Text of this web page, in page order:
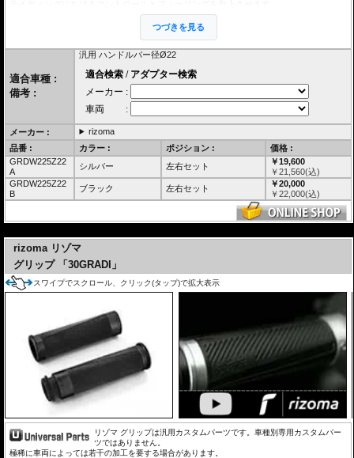
つづきを見る
適合車種 :
備考 :
汎用 ハンドルバー径Ø22
メーカー :
rizoma
品番 :
カラー : ポジション :
価格 :
GRDW225Z22
A
シルバー 左右セット
￥19,600
￥21,560(込)
GRDW225Z22
B
ブラック 左右セット
￥20,000
￥22,000(込)
rizoma リゾマ
グリップ 「30GRADI」
スワイプでスクロール、クリック(タップ)で拡大表示
リゾマ グリップは汎用カスタムパーツです。車種別専用カスタムパー
ツではありません。
極稀に車両によっては若干の加工を要する場合があります。